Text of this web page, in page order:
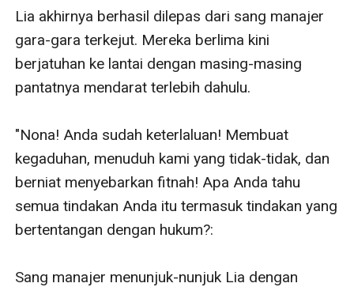
Lia akhirnya berhasil dilepas dari sang manajer
gara-gara terkejut. Mereka berlima kini
berjatuhan ke lantai dengan masing-masing
pantatnya mendarat terlebih dahulu.
"Nona! Anda sudah keterlaluan! Membuat
kegaduhan, menuduh kami yang tidak-tidak, dan
berniat menyebarkan fitnah! Apa Anda tahu
semua tindakan Anda itu termasuk tindakan yang
bertentangan dengan hukum?:
Sang manajer menunjuk-nunjuk Lia dengan